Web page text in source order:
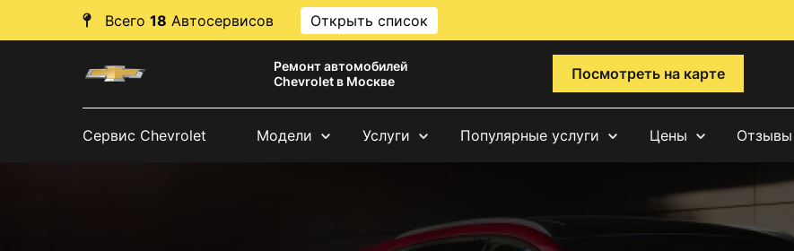
Всего 18 Автосервисов Открыть список
Ремонт автомобилей
Chevrolet в Москве
Посмотреть на карте
Сервис Chevrolet Модели Услуги Популярные услуги Цены Отзывы